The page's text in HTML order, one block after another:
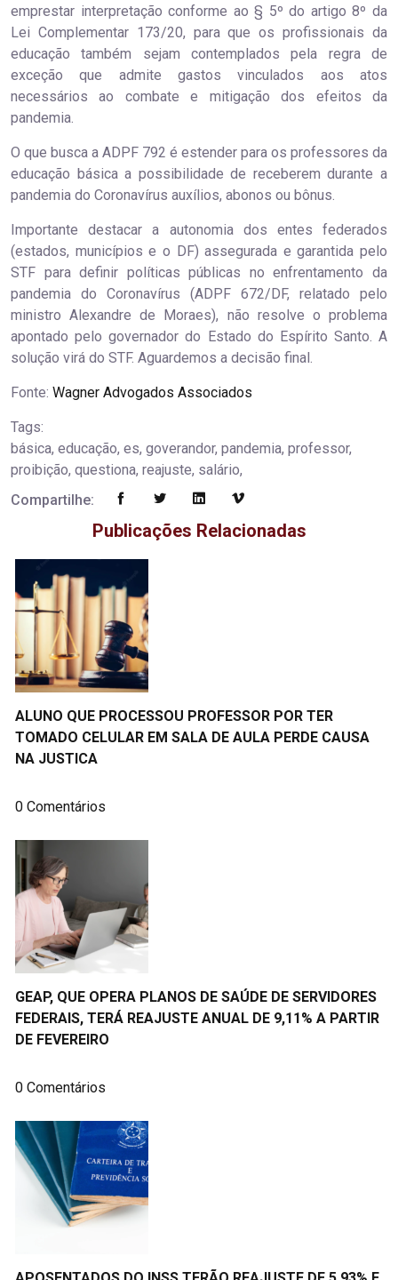
emprestar interpretação conforme ao § 5º do artigo 8º da
Lei Complementar 173/20, para que os profissionais da
educação também sejam contemplados pela regra de
exceção que admite gastos vinculados aos atos
necessários ao combate e mitigação dos efeitos da
pandemia.
O que busca a ADPF 792 é estender para os professores da
educação básica a possibilidade de receberem durante a
pandemia do Coronavírus auxílios, abonos ou bônus.
Importante destacar a autonomia dos entes federados
(estados, municípios e o DF) assegurada e garantida pelo
STF para definir políticas públicas no enfrentamento da
pandemia do Coronavírus (ADPF 672/DF, relatado pelo
ministro Alexandre de Moraes), não resolve o problema
apontado pelo governador do Estado do Espírito Santo. A
solução virá do STF. Aguardemos a decisão final.
Fonte: Wagner Advogados Associados
Tags:
básica, educação, es, goverandor, pandemia, professor,
proibição, questiona, reajuste, salário,
Compartilhe:
Publicações Relacionadas
ALUNO QUE PROCESSOU PROFESSOR POR TER
TOMADO CELULAR EM SALA DE AULA PERDE CAUSA
NA JUSTICA
0 Comentários
GEAP, QUE OPERA PLANOS DE SAÚDE DE SERVIDORES
FEDERAIS, TERÁ REAJUSTE ANUAL DE 9,11% A PARTIR
DE FEVEREIRO
0 Comentários